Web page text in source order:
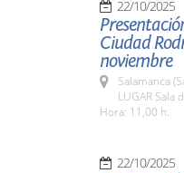
22/10/2025
Ciudad
noviembre
Salamanca
LUGAR Sala
Hora: 11,00 h.
22/10/2025